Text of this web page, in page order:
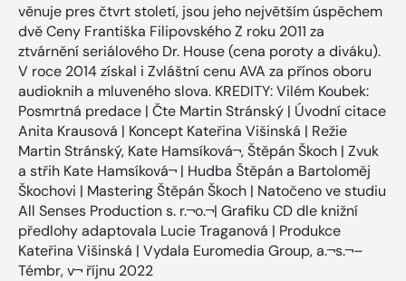
věnuje pres čtvrt století, jsou jeho největším úspěchem
dvě Ceny Františka Filipovského Z roku 2011 za
ztvárnění seriálového Dr. House (cena poroty a diváku).
V roce 2014 získal i Zvláštní cenu AVA za přínos oboru
audioknih a mluveného slova. KREDITY: Vilém Koubek:
Posmrtná predace | Čte Martin Stránský | Úvodní citace
Anita Krausová | Koncept Kateřina Višinská | Režie
Martin Stránský, Kate Hamsíková¬, Štěpán Škoch | Zvuk
a střih Kate Hamsíková¬ | Hudba Štěpán a Bartoloměj
Škochovi | Mastering Štěpán Škoch | Natočeno ve studiu
All Senses Production s. r.¬o.¬| Grafiku CD dle knižní
předlohy adaptovala Lucie Traganová | Produkce
Kateřina Višinská | Vydala Euromedia Group, a.¬s.¬–
Témbr, v¬ říjnu 2022